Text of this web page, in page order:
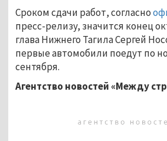
Сроком сдачи работ, согласно
пресс-релизу, значится конец
глава Нижнего Тагила Сергей
первые автомобили поедут по
сентября.
Агентство новостей «Между